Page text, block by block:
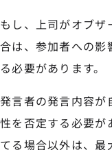
もし、上司がオブ
合は、参加者への影
る必要があります。
発言者の発言内容が
性を否定する必要が
てる場合以外は、最